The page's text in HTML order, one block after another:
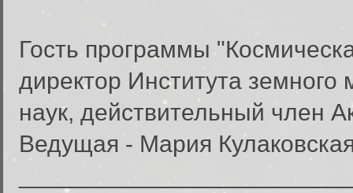
Гость программы
директор Института
наук, действительный член
Ведущая - Мария